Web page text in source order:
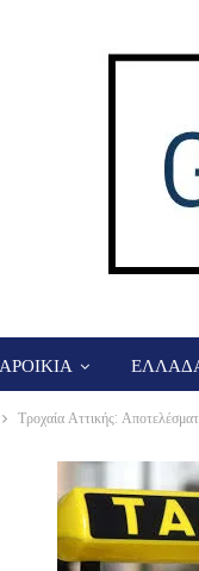
Τροχαία Αττικής: